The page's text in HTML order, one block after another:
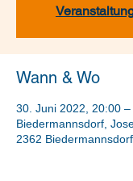
Wann & Wo
30. Juni 2022, 20:00
Biedermannsdorf,
2362